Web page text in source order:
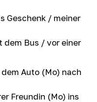
Geschenk / meiner
dem Bus / vor einer
Auto (Mo) nach
Freundin (Mo) ins